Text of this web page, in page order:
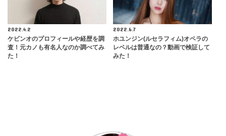
2022.4.2
ケビンオのプロフィールや経歴を調
査！元カノも有名人なのか調べてみ
た！
2022.6.7
ホユンジン(ルセラフィム)オペラの
レベルは普通なの？動画で検証して
みた！